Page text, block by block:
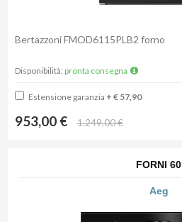
Bertazzoni FMOD6115PLB2 forno
Disponibilità: pronta consegna
Estensione garanzia + € 57,90
953,00 € 1.249,00 €
FORNI 60
Aeg